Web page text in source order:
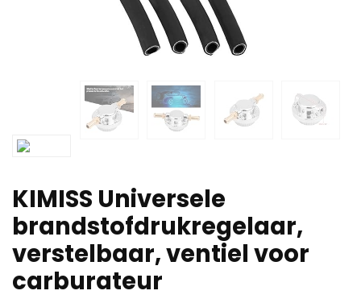
KIMISS Universele
brandstofdrukregelaar,
verstelbaar, ventiel voor
carburateur